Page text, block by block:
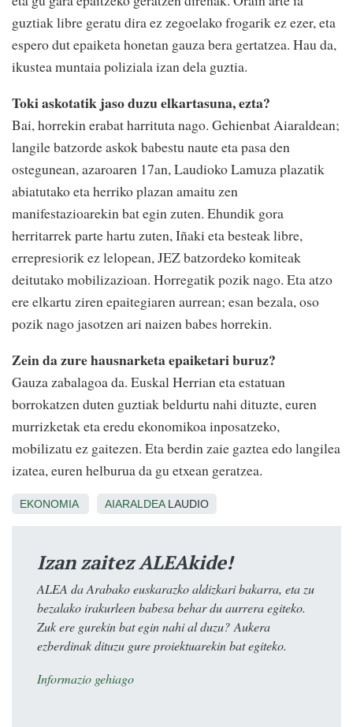
guztiak libre geratu dira ez zegoelako frogarik ez ezer, eta
espero dut epaiketa honetan gauza bera gertatzea. Hau da,
ikustea muntaia poliziala izan dela guztia.
Toki askotatik jaso duzu elkartasuna, ezta?
Bai, horrekin erabat harrituta nago. Gehienbat Aiaraldean;
langile batzorde askok babestu naute eta pasa den
ostegunean, azaroaren 17an, Laudioko Lamuza plazatik
abiatutako eta herriko plazan amaitu zen
manifestazioarekin bat egin zuten. Ehundik gora
herritarrek parte hartu zuten, Iñaki eta besteak libre,
errepresiorik ez lelopean, JEZ batzordeko komiteak
deitutako mobilizazioan. Horregatik pozik nago. Eta atzo
ere elkartu ziren epaitegiaren aurrean; esan bezala, oso
pozik nago jasotzen ari naizen babes horrekin.
Zein da zure hausnarketa epaiketari buruz?
Gauza zabalagoa da. Euskal Herrian eta estatuan
borrokatzen duten guztiak beldurtu nahi dituzte, euren
murrizketak eta eredu ekonomikoa inposatzeko,
mobilizatu ez gaitezen. Eta berdin zaie gaztea edo langilea
izatea, euren helburua da gu etxean geratzea.
EKONOMIA AIARALDEALAUDIO
Izan zaitez ALEAkide!
ALEA da Arabako euskarazko aldizkari bakarra, eta zu
bezalako irakurleen babesa behar du aurrera egiteko.
Zuk ere gurekin bat egin nahi al duzu? Aukera
ezberdinak dituzu gure proiektuarekin bat egiteko.
Informazio gehiago